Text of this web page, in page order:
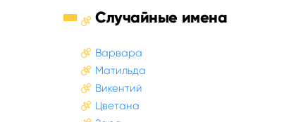
Случайные имена
Варвара
Матильда
Викентий
Цветана